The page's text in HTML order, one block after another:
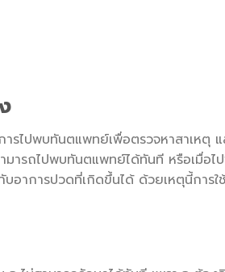
รไปพบทันตแพทย์เพื่อตรวจหาสาเหตุ แ
มารถไปพบทันตแพทย์ได้ทันที หรือเมื่อไ
บอาการปวดที่เกิดขึ้นได้ ด้วยเหตุนี้การใ